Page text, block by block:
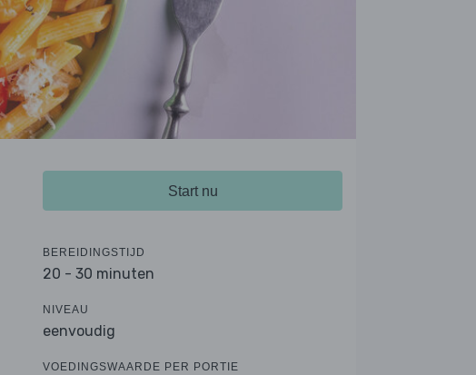
Start nu
BEREIDINGSTIJD
20 - 30 minuten
NIVEAU
eenvoudig
VOEDINGSWAARDE PER PORTIE